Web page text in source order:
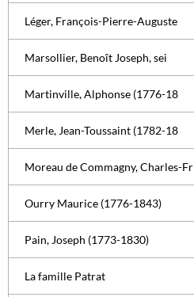
Léger, François-Pierre-Auguste
Marsollier, Benoît Joseph, sei
Martinville, Alphonse (1776-18
Merle, Jean-Toussaint (1782-18
Moreau de Commagny, Charles-Fr
Ourry Maurice (1776-1843)
Pain, Joseph (1773-1830)
La famille Patrat